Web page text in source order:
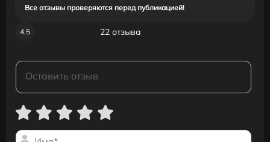
Все отзывы проверяются перед публикацией!
4.5 22 отзыва